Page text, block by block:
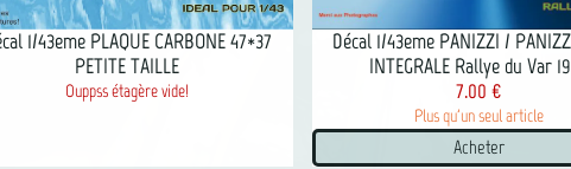
1/43eme PLAQUE CARBONE 47*37
PETITE TAILLE
Ouppss étagère vide!
Décal 1/43eme PANIZZI /
INTEGRALE Rallye du Var
7.00 €
Plus qu'un seul article
Acheter